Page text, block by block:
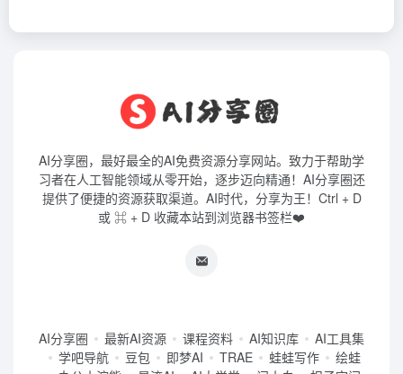
AI分享圈，最好最全的AI免费资源分享网站。致力于帮助学
习者在人工智能领域从零开始，逐步迈向精通！AI分享圈还
提供了便捷的资源获取渠道。AI时代，分享为王！Ctrl + D
或 ⌘ + D 收藏本站到浏览器书签栏❤️
AI分享圈 最新AI资源 课程资料 AI知识库
AI工具集
学吧导航
豆包 即梦AI TRAE 蛙蛙写作
绘蛙